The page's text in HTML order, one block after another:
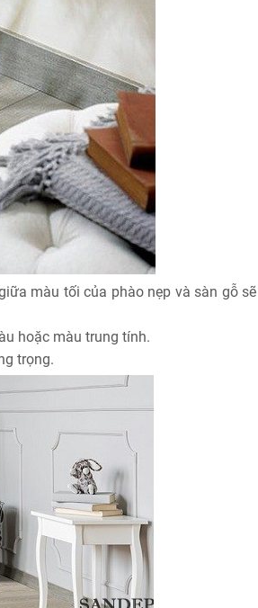
màu tối của phào nẹp và sàn gỗ sẽ
hoặc màu trung tính.
trọng.